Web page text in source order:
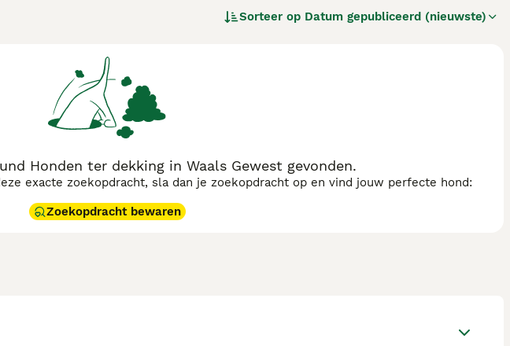
gevoelig aangelegd: een lichte stemverheffing brengt de hond al uit zijn element.
over dit hondenras.
Sorteer op Datum gepubliceerd (nieuwste)
Honden ter dekking in Waals Gewest gevonden.
exacte zoekopdracht, sla dan je zoekopdracht op en vind jouw perfecte hond:
Zoekopdracht bewaren